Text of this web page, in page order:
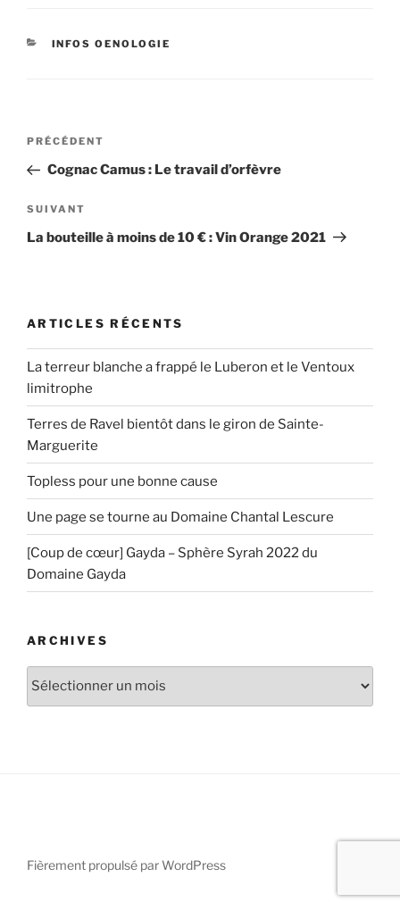
CATÉGORIES
INFOS OENOLOGIE
Navigation
l’article
Article
précédent
PRÉCÉDENT
Cognac Camus : Le travail d’orfèvre
Article
suivant
SUIVANT
La bouteille à moins de 10 € : Vin Orange 2021
ARTICLES RÉCENTS
La terreur blanche a frappé le Luberon et le Ventoux
limitrophe
Terres de Ravel bientôt dans le giron de Sainte-
Marguerite
Topless pour une bonne cause
Une page se tourne au Domaine Chantal Lescure
[Coup de cœur] Gayda – Sphère Syrah 2022 du
Domaine Gayda
ARCHIVES
Archives
Fièrement propulsé par WordPress